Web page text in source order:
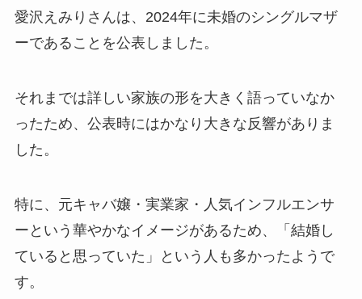
愛沢えみりさんは、2024年に未婚のシングルマザ
ーであることを公表しました。
それまでは詳しい家族の形を大きく語っていなか
ったため、公表時にはかなり大きな反響がありま
した。
特に、元キャバ嬢・実業家・人気インフルエンサ
ーという華やかなイメージがあるため、「結婚し
ていると思っていた」という人も多かったようで
す。